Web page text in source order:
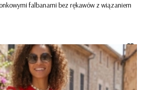
falbanami bez rękawów z wiązaniem